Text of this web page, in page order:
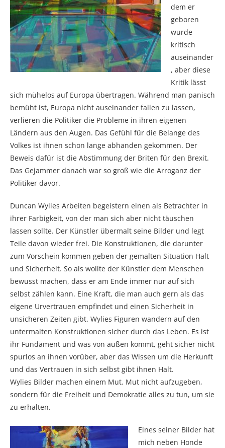
dem er
geboren
wurde
kritisch
auseinander
, aber diese
Kritik lässt
sich mühelos auf Europa übertragen. Während man panisch
bemüht ist, Europa nicht auseinander fallen zu lassen,
verlieren die Politiker die Probleme in ihren eigenen
Ländern aus den Augen. Das Gefühl für die Belange des
Volkes ist ihnen schon lange abhanden gekommen. Der
Beweis dafür ist die Abstimmung der Briten für den Brexit.
Das Gejammer danach war so groß wie die Arroganz der
Politiker davor.
Duncan Wylies Arbeiten begeistern einen als Betrachter in
ihrer Farbigkeit, von der man sich aber nicht täuschen
lassen sollte. Der Künstler übermalt seine Bilder und legt
Teile davon wieder frei. Die Konstruktionen, die darunter
zum Vorschein kommen geben der gemalten Situation Halt
und Sicherheit. So als wollte der Künstler dem Menschen
bewusst machen, dass er am Ende immer nur auf sich
selbst zählen kann. Eine Kraft, die man auch gern als das
eigene Urvertrauen empfindet und einen Sicherheit in
unsicheren Zeiten gibt. Wylies Figuren wandern auf den
untermalten Konstruktionen sicher durch das Leben. Es ist
ihr Fundament und was von außen kommt, geht sicher nicht
spurlos an ihnen vorüber, aber das Wissen um die Herkunft
und das Vertrauen in sich selbst gibt ihnen Halt.
Wylies Bilder machen einem Mut. Mut nicht aufzugeben,
sondern für die Freiheit und Demokratie alles zu tun, um sie
zu erhalten.
Eines seiner Bilder hat
mich neben Honde